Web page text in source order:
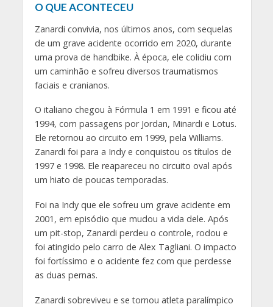
O QUE ACONTECEU
Zanardi convivia, nos últimos anos, com sequelas
de um grave acidente ocorrido em 2020, durante
uma prova de handbike. À época, ele colidiu com
um caminhão e sofreu diversos traumatismos
faciais e cranianos.
O italiano chegou à Fórmula 1 em 1991 e ficou até
1994, com passagens por Jordan, Minardi e Lotus.
Ele retornou ao circuito em 1999, pela Williams.
Zanardi foi para a Indy e conquistou os títulos de
1997 e 1998. Ele reapareceu no circuito oval após
um hiato de poucas temporadas.
Foi na Indy que ele sofreu um grave acidente em
2001, em episódio que mudou a vida dele. Após
um pit-stop, Zanardi perdeu o controle, rodou e
foi atingido pelo carro de Alex Tagliani. O impacto
foi fortíssimo e o acidente fez com que perdesse
as duas pernas.
Zanardi sobreviveu e se tornou atleta paralímpico